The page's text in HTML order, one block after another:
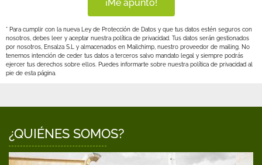
¡Me apunto!
* Para cumplir con la nueva Ley de Protección de Datos y que tus datos estén seguros con
nosotros, debes leer y aceptar nuestra política de privacidad. Tus datos serán gestionados
por nosotros, Ensalza S.L y almacenados en Mailchimp, nuestro proveedor de mailing. No
tenemos intención de ceder tus datos a terceros salvo mandato legal y siempre podrás
ejercer tus derechos sobre ellos. Puedes informarte sobre nuestra política de privacidad al
pie de esta página.
¿QUIÉNES SOMOS?